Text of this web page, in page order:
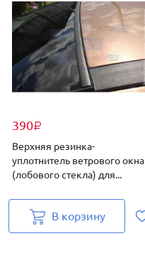
390₽
Верхняя резинка-
уплотнитель ветрового окна
(лобового стекла) для...
В корзину